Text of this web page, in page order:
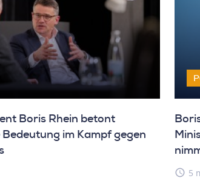
Boris Rhein betont
im Kampf gegen
access_time 5